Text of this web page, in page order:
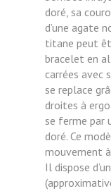
doré, sa
d’une agate
titane peut
bracelet en
carrées avec
se replace
droites à
se ferme par
doré. Ce
mouvement
Il dispose